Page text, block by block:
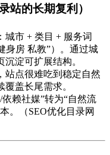
站的长期复利）
城市 + 类目 + 服务词
身房 私教”）。通过城
淀可扩展结构。
站点很难吃到稳定自然
盖长尾需求。
赖社媒”转为“自然流
。（SEO优化目录网